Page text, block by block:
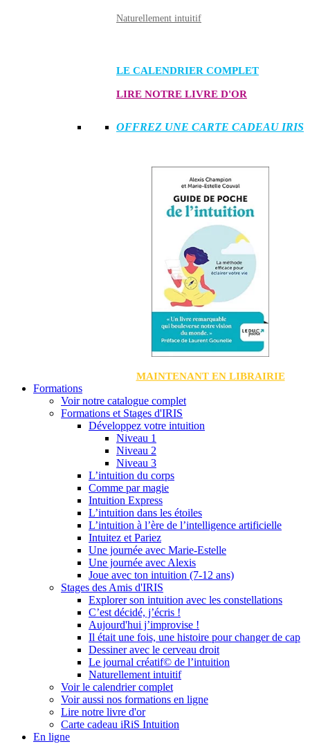
Naturellement intuitif
LE CALENDRIER COMPLET
LIRE NOTRE LIVRE D'OR
OFFREZ UNE CARTE CADEAU IRIS
MAINTENANT EN LIBRAIRIE
Formations
Voir notre catalogue complet
Formations et Stages d'IRIS
Développez votre intuition
Niveau 1
Niveau 2
Niveau 3
L’intuition du corps
Comme par magie
Intuition Express
L’intuition dans les étoiles
L’intuition à l’ère de l’intelligence artificielle
Intuitez et Pariez
Une journée avec Marie-Estelle
Une journée avec Alexis
Joue avec ton intuition (7-12 ans)
Stages des Amis d'IRIS
Explorer son intuition avec les constellations
C’est décidé, j’écris !
Aujourd'hui j’improvise !
Il était une fois, une histoire pour changer de cap
Dessiner avec le cerveau droit
Le journal créatif© de l’intuition
Naturellement intuitif
Voir le calendrier complet
Voir aussi nos formations en ligne
Lire notre livre d'or
Carte cadeau iRiS Intuition
En ligne